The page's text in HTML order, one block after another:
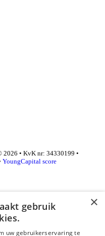
2026 • KvK nr: 34330199 •
YoungCapital score
×
gebruik
uw gebruikerservaring te